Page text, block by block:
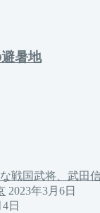
暑地
戦国武将、武田
2023年3月6日
日